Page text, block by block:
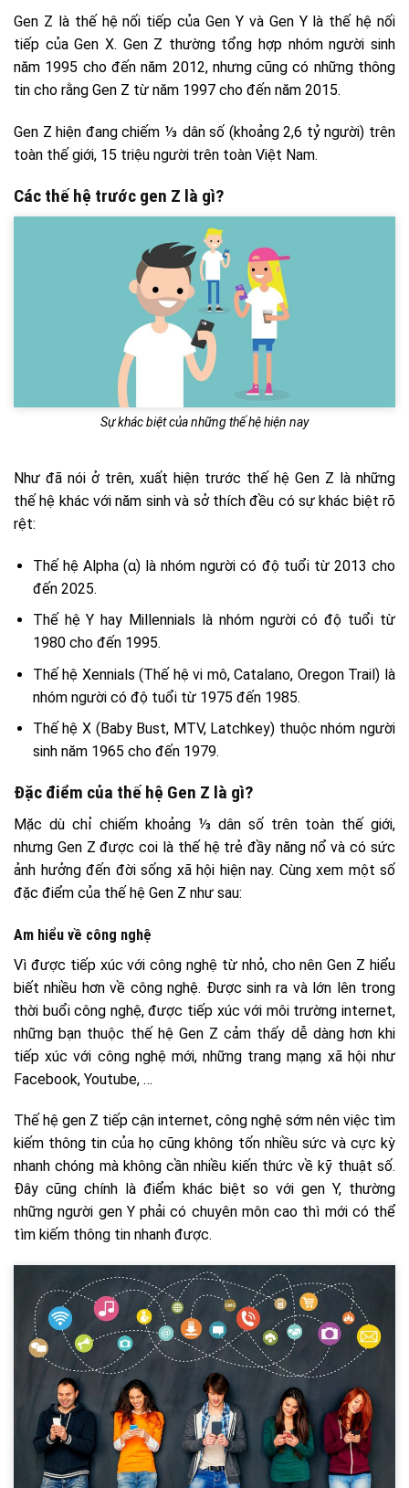
Gen Z là thế hệ nối tiếp của Gen Y và Gen Y là thế hệ nối
tiếp của Gen X. Gen Z thường tổng hợp nhóm người sinh
năm 1995 cho đến năm 2012, nhưng cũng có những thông
tin cho rằng Gen Z từ năm 1997 cho đến năm 2015.
Gen Z hiện đang chiếm ⅓ dân số (khoảng 2,6 tỷ người) trên
toàn thế giới, 15 triệu người trên toàn Việt Nam.
Các thế hệ trước gen Z là gì?
Sự khác biệt của những thế hệ hiện nay
Như đã nói ở trên, xuất hiện trước thế hệ Gen Z là những
thế hệ khác với năm sinh và sở thích đều có sự khác biệt rõ
rệt:
Thế hệ Alpha (α) là nhóm người có độ tuổi từ 2013 cho
đến 2025.
Thế hệ Y hay Millennials là nhóm người có độ tuổi từ
1980 cho đến 1995.
Thế hệ Xennials (Thế hệ vi mô, Catalano, Oregon Trail) là
nhóm người có độ tuổi từ 1975 đến 1985.
Thế hệ X (Baby Bust, MTV, Latchkey) thuộc nhóm người
sinh năm 1965 cho đến 1979.
Đặc điểm của thế hệ Gen Z là gì?
Mặc dù chỉ chiếm khoảng ⅓ dân số trên toàn thế giới,
nhưng Gen Z được coi là thế hệ trẻ đầy năng nổ và có sức
ảnh hưởng đến đời sống xã hội hiện nay. Cùng xem một số
đặc điểm của thế hệ Gen Z như sau:
Am hiểu về công nghệ
Vì được tiếp xúc với công nghệ từ nhỏ, cho nên Gen Z hiểu
biết nhiều hơn về công nghệ. Được sinh ra và lớn lên trong
thời buổi công nghệ, được tiếp xúc với môi trường internet,
những bạn thuộc thế hệ Gen Z cảm thấy dễ dàng hơn khi
tiếp xúc với công nghệ mới, những trang mạng xã hội như
Facebook, Youtube, …
Thế hệ gen Z tiếp cận internet, công nghệ sớm nên việc tìm
kiếm thông tin của họ cũng không tốn nhiều sức và cực kỳ
nhanh chóng mà không cần nhiều kiến thức về kỹ thuật số.
Đây cũng chính là điểm khác biệt so với gen Y, thường
những người gen Y phải có chuyên môn cao thì mới có thể
tìm kiếm thông tin nhanh được.